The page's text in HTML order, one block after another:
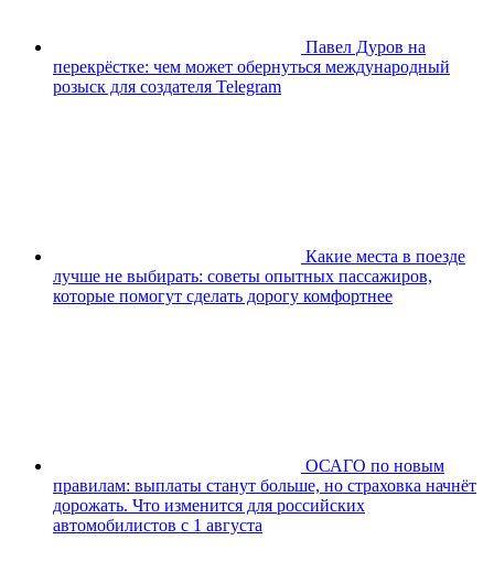
Павел Дуров на
перекрёстке: чем может обернуться международный
розыск для создателя Telegram
Какие места в поезде
лучше не выбирать: советы опытных пассажиров,
которые помогут сделать дорогу комфортнее
ОСАГО по новым
правилам: выплаты станут больше, но страховка начнёт
дорожать. Что изменится для российских
автомобилистов с 1 августа